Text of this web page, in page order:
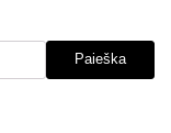
Paieška